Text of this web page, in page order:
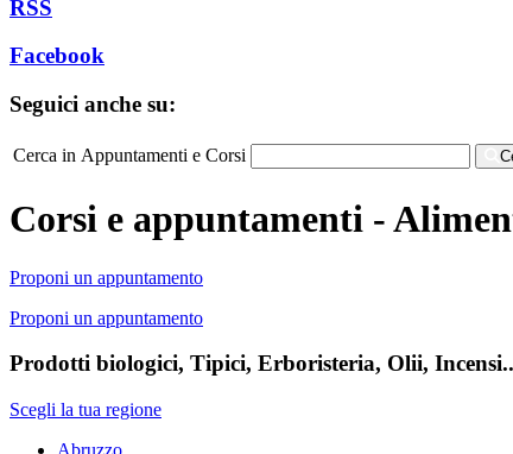
RSS
Facebook
Seguici anche su:
Cerca in Appuntamenti e Corsi
Corsi e appuntamenti -
Proponi un appuntamento
Proponi un appuntamento
Prodotti biologici, Tipici, Erboristeria, Olii,
Scegli la tua regione
Abruzzo